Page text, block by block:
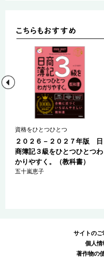
資格をひとつひとつ
２０２６－２０２７年版 日
商簿記３級をひとつひとつわ
かりやすく。（教科書）
五十嵐恵子
サイトのご
個人情
著作物の